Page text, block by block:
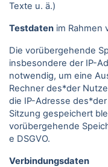
Texte u. ä.)
Testdaten im Rahmen
Die vorübergehende
insbesondere der IP-
notwendig, um eine
Rechner des*der
die IP-Adresse
Sitzung gespeichert
vorübergehende
e DSGVO.
Verbindungsdaten